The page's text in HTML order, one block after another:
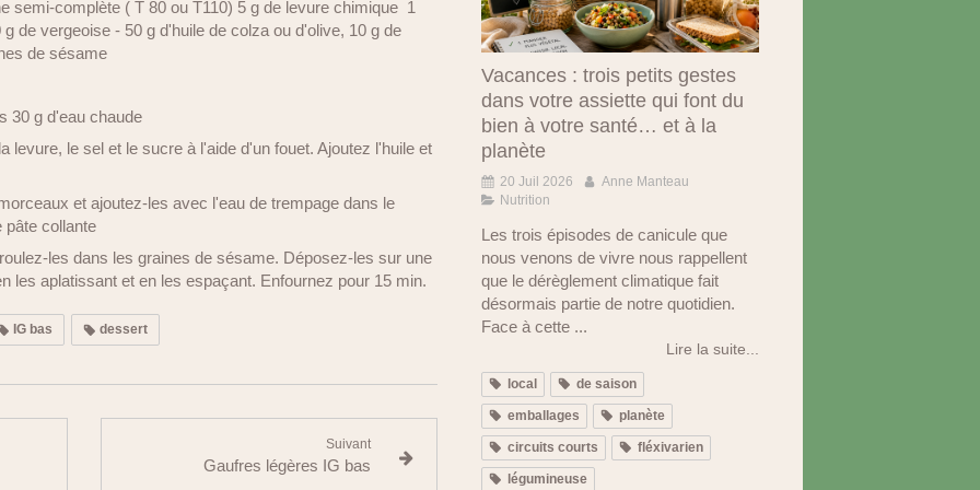
semi-complète ( T 80 ou T110) 5 g de levure chimique 1
de vergeoise - 50 g d'huile de colza ou d'olive, 10 g de
de sésame
30 g d'eau chaude
levure, le sel et le sucre à l'aide d'un fouet. Ajoutez l'huile et
et ajoutez-les avec l'eau de trempage dans le
pâte collante
les dans les graines de sésame. Déposez-les sur une
les aplatissant et en les espaçant. Enfournez pour 15 min.
IG bas dessert
Suivant
Gaufres légères IG bas
Vacances : trois petits gestes
dans votre assiette qui font du
bien à votre santé… et à la
planète
20 Juil 2026
Anne Manteau
Nutrition
Les trois épisodes de canicule que
nous venons de vivre nous rappellent
que le dérèglement climatique fait
désormais partie de notre quotidien.
Face à cette ...
Lire la suite...
local de saison
emballages planète
circuits courts fléxivarien
légumineuse